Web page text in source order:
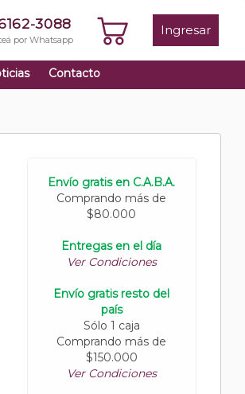
3088
por Whatsapp
Ingresar
Contacto
Envío gratis en C.A.B.A.
Comprando más de
$80.000
Entregas en el día
Ver Condiciones
Envío gratis resto del
país
Sólo 1 caja
Comprando más de
$150.000
Ver Condiciones